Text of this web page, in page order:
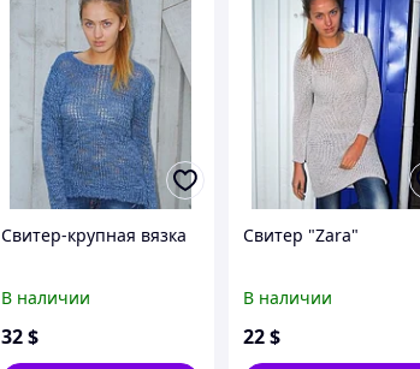
Свитер-крупная вязка
В наличии
32$
Cвитер "Zara"
В наличии
22$